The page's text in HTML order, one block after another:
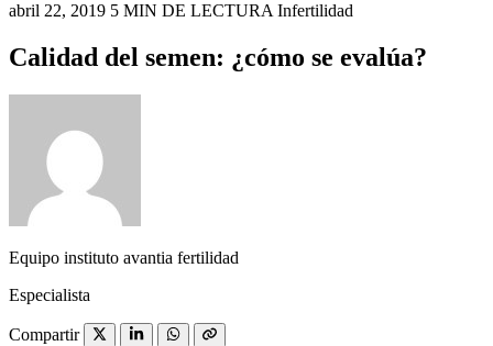
abril 22, 2019 5 MIN DE LECTURA Infertilidad
Calidad del semen: ¿cómo se evalúa?
Equipo instituto avantia fertilidad
Especialista
Compartir